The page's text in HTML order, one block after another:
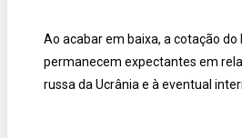
Ao acabar em baixa, a cotação
permanecem expectantes em
russa da Ucrânia e à eventual